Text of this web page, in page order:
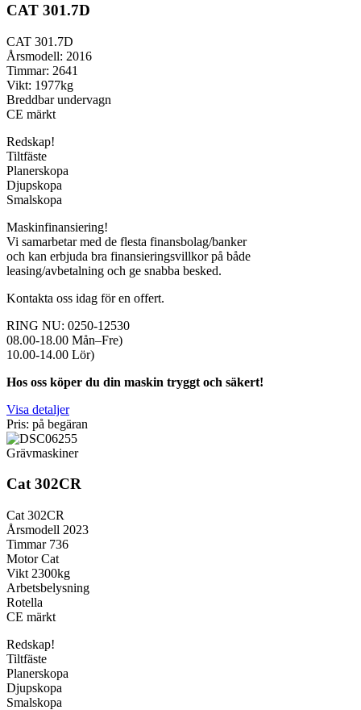
CAT 301.7D
CAT 301.7D
Årsmodell: 2016
Timmar: 2641
Vikt: 1977kg
Breddbar undervagn
CE märkt
Redskap!
Tiltfäste
Planerskopa
Djupskopa
Smalskopa
Maskinfinansiering!
Vi samarbetar med de flesta finansbolag/banker
och kan erbjuda bra finansieringsvillkor på både
leasing/avbetalning och ge snabba besked.
Kontakta oss idag för en offert.
RING NU: 0250-12530
08.00-18.00 Mån–Fre)
10.00-14.00 Lör)
Hos oss köper du din maskin tryggt och säkert!
Visa detaljer
Pris: på begäran
Grävmaskiner
Cat 302CR
Cat 302CR
Årsmodell 2023
Timmar 736
Motor Cat
Vikt 2300kg
Arbetsbelysning
Rotella
CE märkt
Redskap!
Tiltfäste
Planerskopa
Djupskopa
Smalskopa